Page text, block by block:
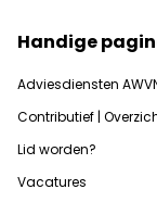
Handige
Adviesdiensten
Contributief |
Lid worden?
Vacatures